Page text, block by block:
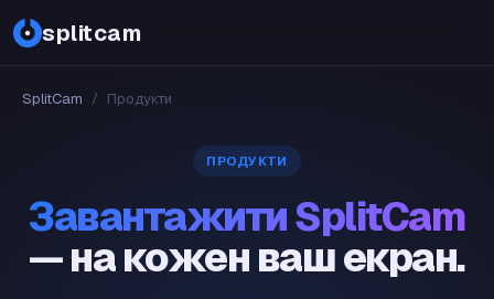
splitcam
SplitCam / Продукти
ПРОДУКТИ
Завантажити SplitCam
— на кожен ваш екран.